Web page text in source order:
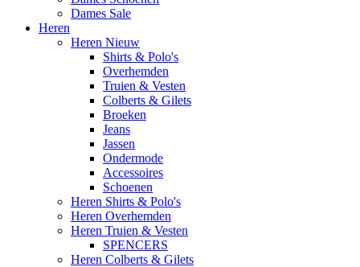
Dames Sale
Heren
Heren Nieuw
Shirts & Polo's
Overhemden
Truien & Vesten
Colberts & Gilets
Broeken
Jeans
Jassen
Ondermode
Accessoires
Schoenen
Heren Shirts & Polo's
Heren Overhemden
Heren Truien & Vesten
SPENCERS
Heren Colberts & Gilets